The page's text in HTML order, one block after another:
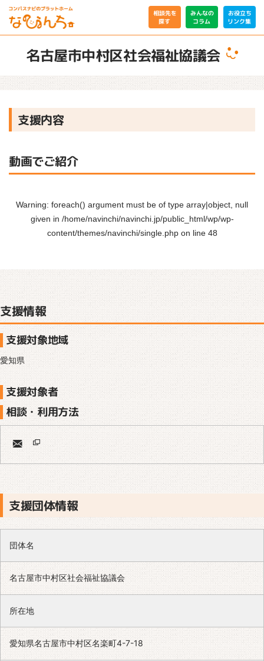
相談先を
探す
みんなの
コラム
お役立ち
リンク集
名古屋市中村区社会福祉協議会
支援内容
動画でご紹介
Warning: foreach() argument must be of type array|object, null
given in /home/navinchi/navinchi.jp/public_html/wp/wp-
content/themes/navinchi/single.phpon line 48
支援情報
支援対象地域
愛知県
支援対象者
相談・利用方法
支援団体情報
団体名
名古屋市中村区社会福祉協議会
所在地
愛知県名古屋市中村区名楽町4-7-18